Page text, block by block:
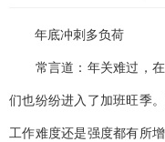
年底冲刺多负荷
常言道：年关难过，在
们也纷纷进入了加班旺季
工作难度还是强度都有所